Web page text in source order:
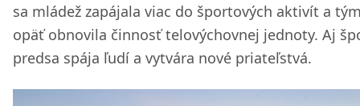
sa mládež zapájala viac do športových aktivít a
opäť obnovila činnosť telovýchovnej jednoty. Aj
predsa spája ľudí a vytvára nové priateľstvá.